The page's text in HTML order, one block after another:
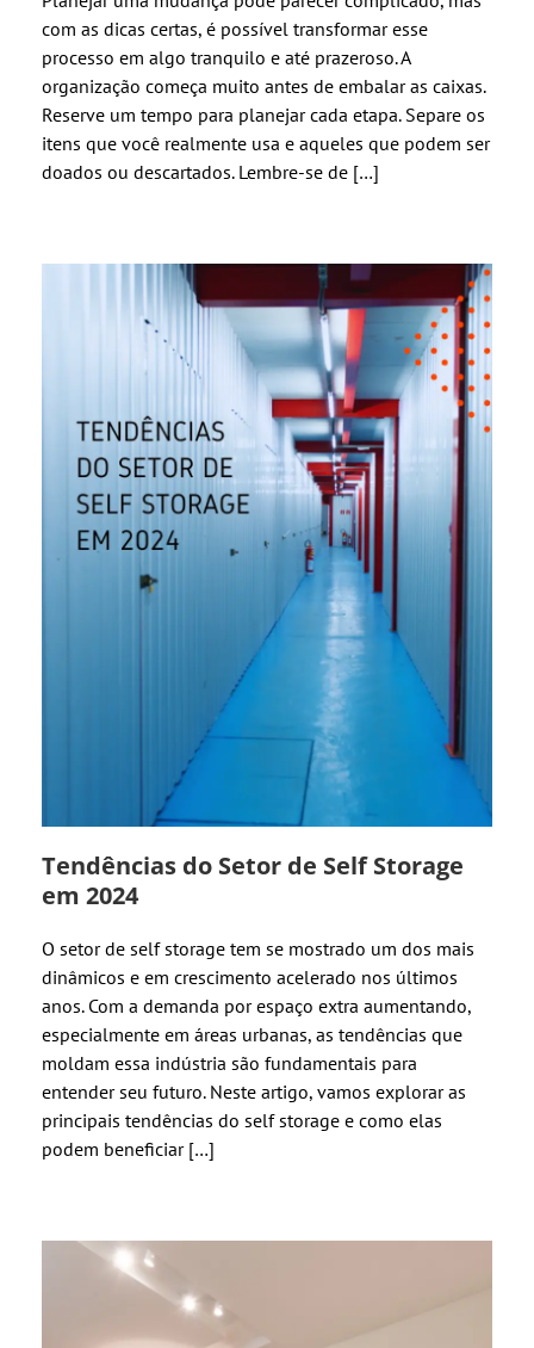
com as dicas certas, é possível transformar esse
processo em algo tranquilo e até prazeroso. A
organização começa muito antes de embalar as caixas.
Reserve um tempo para planejar cada etapa. Separe os
itens que você realmente usa e aqueles que podem ser
doados ou descartados. Lembre-se de […]
Tendências do Setor de Self Storage
em 2024
O setor de self storage tem se mostrado um dos mais
dinâmicos e em crescimento acelerado nos últimos
anos. Com a demanda por espaço extra aumentando,
especialmente em áreas urbanas, as tendências que
moldam essa indústria são fundamentais para
entender seu futuro. Neste artigo, vamos explorar as
principais tendências do self storage e como elas
podem beneficiar […]